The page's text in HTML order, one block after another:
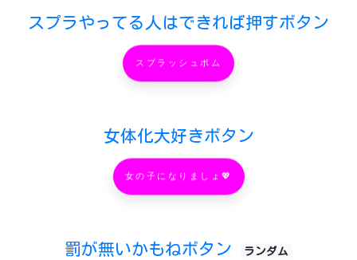
スプラやってる人はできれば押すボタン
スプラッシュボム
女体化大好きボタン
女の子になりましょ💖
罰が無いかもねボタン ランダム